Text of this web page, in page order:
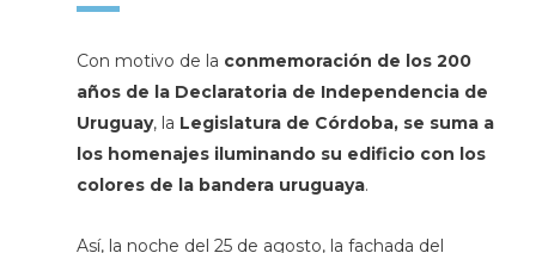
Con motivo de la conmemoración de los 200
años de la Declaratoria de Independencia de
Uruguay, la Legislatura de Córdoba, se suma a
los homenajes iluminando su edificio con los
colores de la bandera uruguaya.
Así, la noche del 25 de agosto, la fachada del